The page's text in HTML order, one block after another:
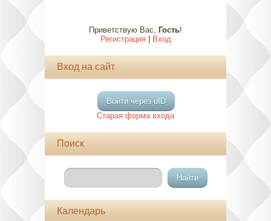
Приветствую Вас, Гость!
Регистрация| Вход
Вход на сайт
Войти через uID
Старая форма входа
Поиск
Календарь